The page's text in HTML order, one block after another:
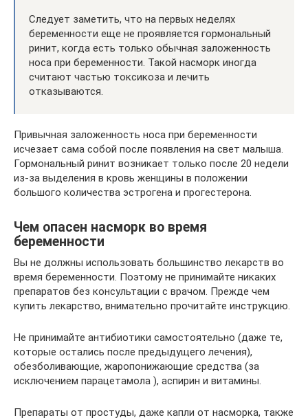
Следует заметить, что на первых неделях
беременности еще не проявляется гормональный
ринит, когда есть только обычная заложенность
носа при беременности. Такой насморк иногда
считают частью токсикоза и лечить
отказываются.
Привычная заложенность носа при беременности
исчезает сама собой после появления на свет малыша.
Гормональный ринит возникает только после 20 недели
из-за выделения в кровь женщины в положении
большого количества эстрогена и прогестерона.
Чем опасен насморк во время
беременности
Вы не должны использовать большинство лекарств во
время беременности. Поэтому не принимайте никаких
препаратов без консультации с врачом. Прежде чем
купить лекарство, внимательно прочитайте инструкцию.
Не принимайте антибиотики самостоятельно (даже те,
которые остались после предыдущего лечения),
обезболивающие, жаропонижающие средства (за
исключением парацетамола ), аспирин и витамины.
Препараты от простуды, даже капли от насморка, также